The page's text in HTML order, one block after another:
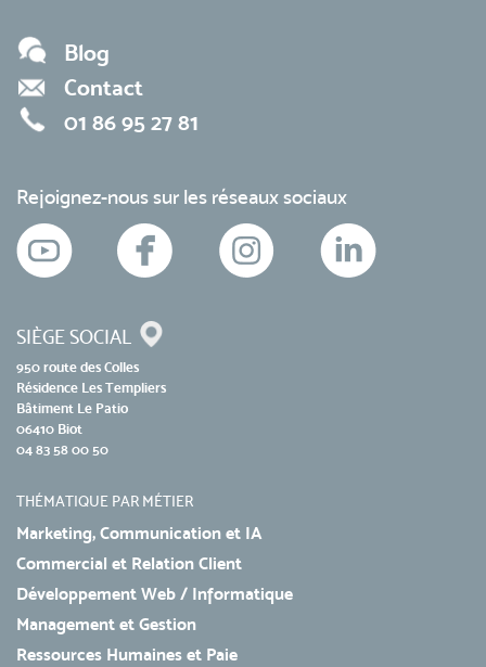
Blog
Contact
01 86 95 27 81
Rejoignez-nous sur les réseaux sociaux
SIÈGE SOCIAL
950 route des Colles
Résidence Les Templiers
Bâtiment Le Patio
06410 Biot
04 83 58 00 50
THÉMATIQUE PAR MÉTIER
Marketing, Communication et IA
Commercial et Relation Client
Développement Web / Informatique
Management et Gestion
Ressources Humaines et Paie